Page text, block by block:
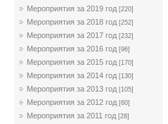
Мероприятия за 2019 год [220]
Мероприятия за 2018 год [252]
Мероприятия за 2017 год [232]
Мероприятия за 2016 год [96]
Мероприятия за 2015 год [170]
Мероприятия за 2014 год [130]
Мероприятия за 2013 год [105]
Мероприятия за 2012 год [60]
Мероприятия за 2011 год [28]